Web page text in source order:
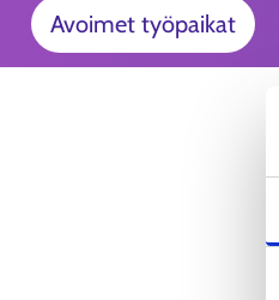
Avoimet työpaikat